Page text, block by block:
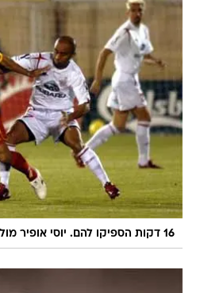
16 דקות הספיקו להם. יוסי אופיר מול דגו